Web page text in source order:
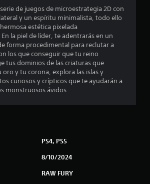
n
o
a
l
de juegos de microestrategia 2D con
y un espíritu minimalista, todo ello
estética pixelada
la piel de líder, te adentrarás en un
forma procedimental para reclutar a
los que conseguir que tu reino
tus dominios de las criaturas que
y tu corona, explora las islas y
curiosos y crípticos que te ayudarán a
monstruosos ávidos.
PS4, PS5
8/10/2024
RAW FURY